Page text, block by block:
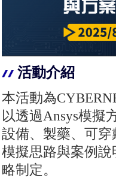
活動介紹
本活動為
以透過Ansys模擬
設備、製藥、可
模擬思路與案例
略制定。